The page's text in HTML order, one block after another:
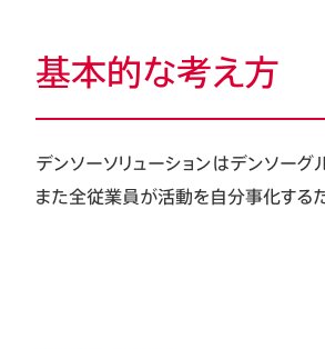
基本的な考え方
デンソーソリューションはデンソー
また全従業員が活動を自分事化する